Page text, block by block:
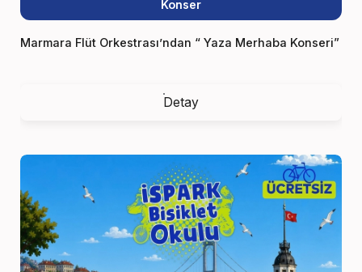
Konser
Marmara Flüt Orkestrası’ndan “ Yaza Merhaba Konseri”
Detay